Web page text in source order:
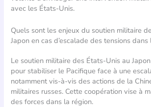
avec les États-Unis.
Quels sont les enjeux du soutien militaire
Japon en cas d’escalade des tensions dans
Le soutien militaire des États-Unis au
pour stabiliser le Pacifique face à une
notamment vis-à-vis des actions de la
militaires russes. Cette coopération vise à
des forces dans la région.